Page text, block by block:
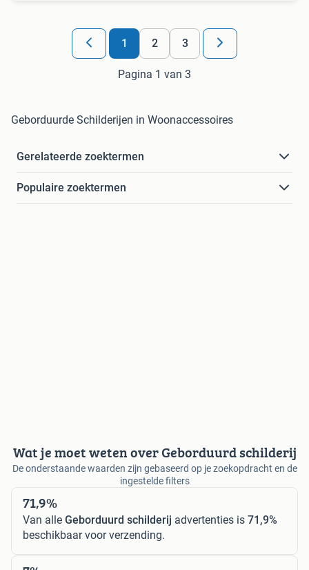
1 2 3
Pagina 1 van 3
Geborduurde Schilderijen in Woonaccessoires
Gerelateerde zoektermen
Populaire zoektermen
Wat je moet weten over Geborduurd schilderij
De onderstaande waarden zijn gebaseerd op je zoekopdracht en de
ingestelde filters
71,9%
Van alle Geborduurd schilderij advertenties is 71,9%
beschikbaar voor verzending.